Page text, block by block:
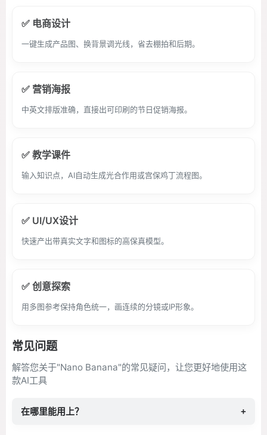
✅ 电商设计
一键生成产品图、换背景调光线，省去棚拍和后期。
✅ 营销海报
中英文排版准确，直接出可印刷的节日促销海报。
✅ 教学课件
输入知识点，AI自动生成光合作用或宫保鸡丁流程图。
✅ UI/UX设计
快速产出带真实文字和图标的高保真模型。
✅ 创意探索
用多图参考保持角色统一，画连续的分镜或IP形象。
常见问题
解答您关于"Nano Banana"的常见疑问，让您更好地使用这
款AI工具
在哪里能用上？ +